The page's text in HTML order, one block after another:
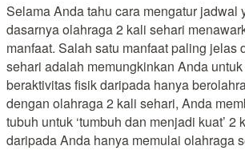
Selama Anda tahu cara mengatur jadwal
dasarnya olahraga 2 kali sehari
manfaat. Salah satu manfaat paling jelas
sehari adalah memungkinkan Anda
beraktivitas fisik daripada hanya
dengan olahraga 2 kali sehari, Anda
tubuh untuk ‘tumbuh dan menjadi kuat’ 2
daripada Anda hanya memulai olahraga